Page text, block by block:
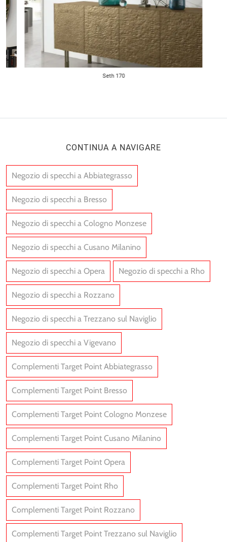
Seth 170
CONTINUA A NAVIGARE
Negozio di specchi a Abbiategrasso
Negozio di specchi a Bresso
Negozio di specchi a Cologno Monzese
Negozio di specchi a Cusano Milanino
Negozio di specchi a Opera Negozio di specchi a Rho
Negozio di specchi a Rozzano
Negozio di specchi a Trezzano sul Naviglio
Negozio di specchi a Vigevano
Complementi Target Point Abbiategrasso
Complementi Target Point Bresso
Complementi Target Point Cologno Monzese
Complementi Target Point Cusano Milanino
Complementi Target Point Opera
Complementi Target Point Rho
Complementi Target Point Rozzano
Complementi Target Point Trezzano sul Naviglio